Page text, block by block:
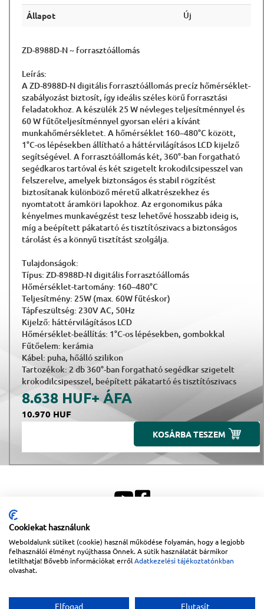
Állapot Új
ZD-8988D-N ~ forrasztóállomás
Leírás:
A ZD-8988D-N digitális forrasztóállomás precíz hőmérséklet-
szabályozást biztosít, így ideális széles körű forrasztási
feladatokhoz. A készülék 25 W névleges teljesítménnyel és
60 W fűtőteljesítménnyel gyorsan eléri a kívánt
munkahőmérsékletet. A hőmérséklet 160–480°C között,
1°C-os lépésekben állítható a háttérvilágításos LCD kijelző
segítségével. A forrasztóállomás két, 360°-ban forgatható
segédkaros tartóval és két szigetelt krokodilcsipesszel van
felszerelve, amelyek biztonságos és stabil rögzítést
biztosítanak különböző méretű alkatrészekhez és
nyomtatott áramköri lapokhoz. Az ergonomikus páka
kényelmes munkavégzést tesz lehetővé hosszabb ideig is,
míg a beépített pákatartó és tisztítószivacs a biztonságos
tárolást és a könnyű tisztítást szolgálja.
Tulajdonságok:
Típus: ZD-8988D-N digitális forrasztóállomás
Hőmérséklet-tartomány: 160–480°C
Teljesítmény: 25W (max. 60W fűtéskor)
Tápfeszültség: 230V AC, 50Hz
Kijelző: háttérvilágításos LCD
Hőmérséklet-beállítás: 1°C-os lépésekben, gombokkal
Fűtőelem: kerámia
Kábel: puha, hőálló szilikon
Tartozékok: 2 db 360°-ban forgatható segédkar szigetelt
krokodilcsipesszel, beépített pákatartó és tisztítószivacs
8.638 HUF+ ÁFA
10.970 HUF
KOSÁRBA TESZEM
Sitemap| Impresszum
Copyright © 2026Lapanthera Kft.Webbolt | 1047Budapest, Váci út 15-19.|+36-30/539-
Cookiekat használunk
Weboldalunk sütiket (cookie) használ működése folyamán, hogy a legjobb
felhasználói élményt nyújthassa Önnek. A sütik használatát bármikor
letilthatja! Bővebb információkat errőlAdatkezelési tájékoztatónkban
olvashat.
Elfogad Elutasít